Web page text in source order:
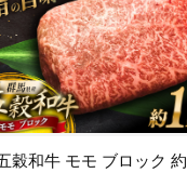
穀和牛 モモ ブロック 約